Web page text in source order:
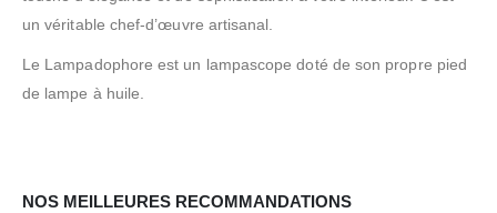
un véritable chef-d’œuvre artisanal.
Le Lampadophore est un lampascope doté de son propre pied
de lampe à huile.
NOS MEILLEURES RECOMMANDATIONS